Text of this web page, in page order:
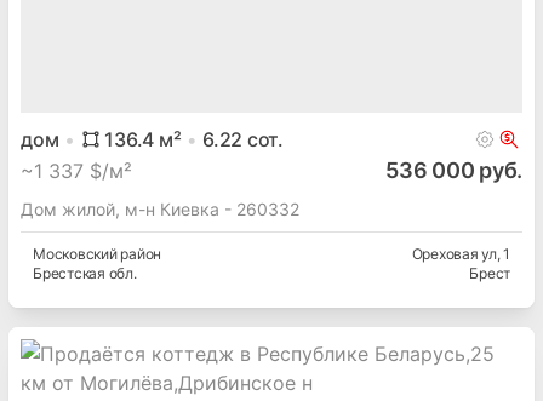
дом 136.4 м² 6.22 сот.
~1 337 $/м² 536 000 руб.
Дом жилой, м-н Киевка - 260332
Московскийрайон
Брестская обл.
Ореховая ул, 1
Брест